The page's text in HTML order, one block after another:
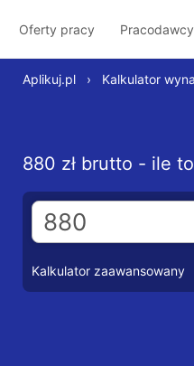
Oferty pracy Pracodawcy
Aplikuj.pl › Kalkulator
880 zł brutto - ile
Kalkulator zaawansowany